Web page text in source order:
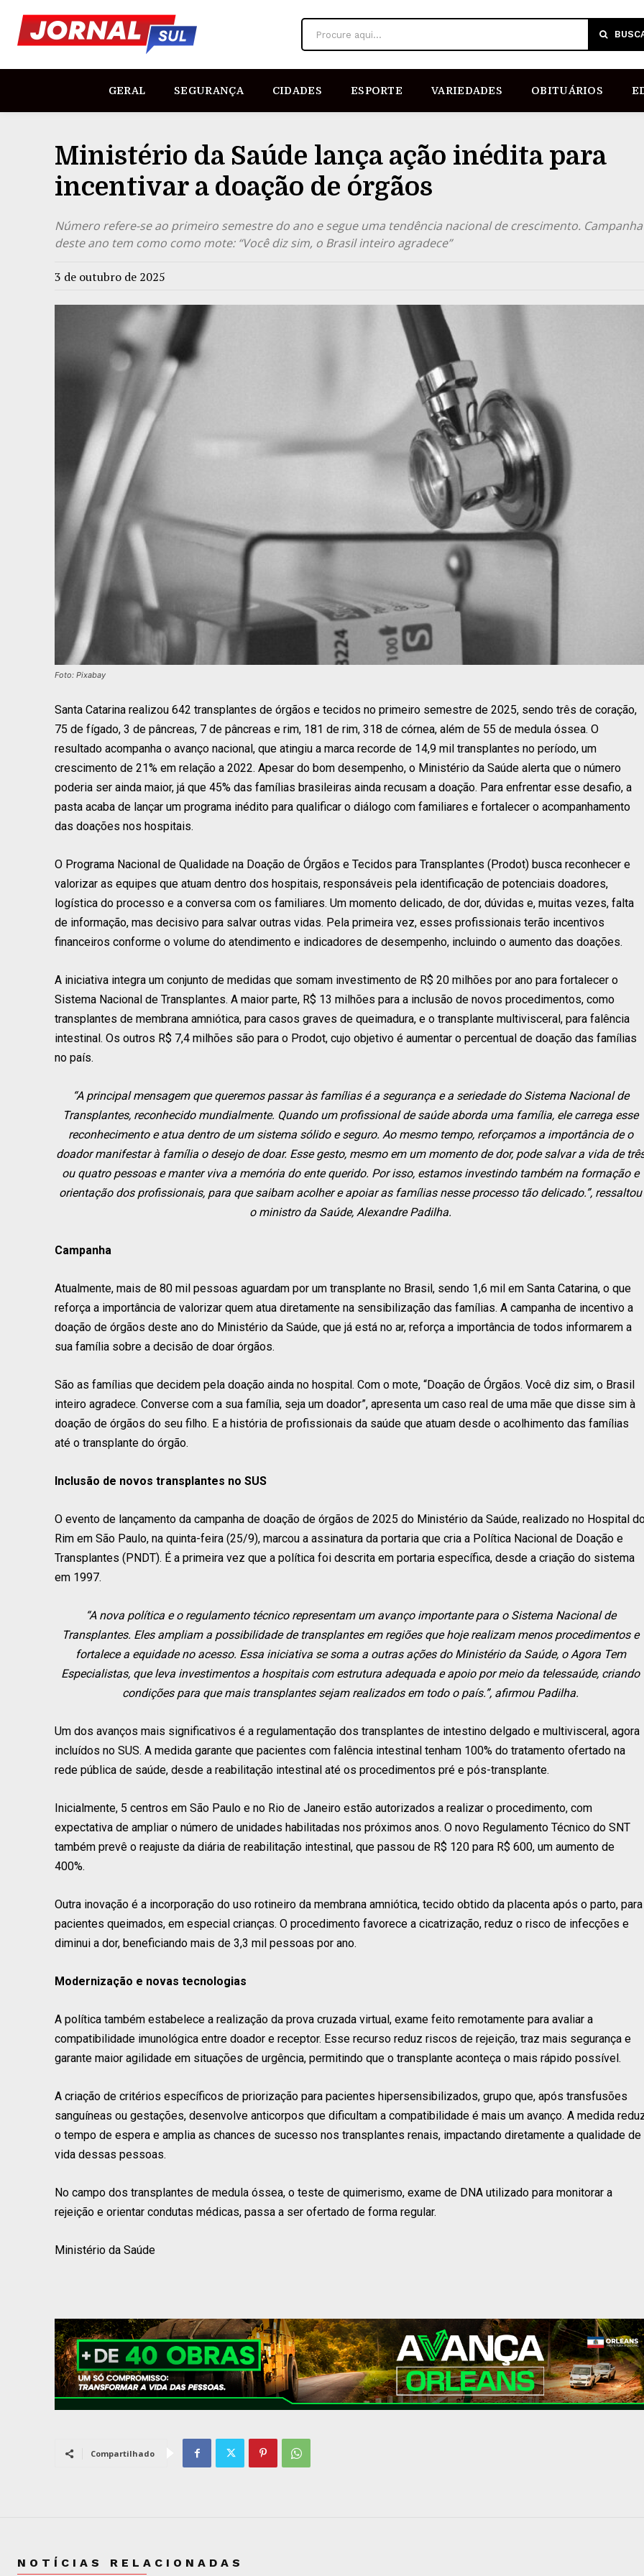
Procure aqui...
GERAL SEGURANÇA CIDADES ESPORTE VARIEDADES OBITUÁRIOS
Ministério da Saúde lança ação inédita para
incentivar a doação de órgãos
Número refere-se ao primeiro semestre do ano e segue uma tendência nacional de crescimento. Campanha
deste ano tem como como mote: “Você diz sim, o Brasil inteiro agradece”
3 de outubro de 2025
Foto: Pixabay
Santa Catarina realizou 642 transplantes de órgãos e tecidos no primeiro semestre de 2025, sendo três de coração,
75 de fígado, 3 de pâncreas, 7 de pâncreas e rim, 181 de rim, 318 de córnea, além de 55 de medula óssea. O
resultado acompanha o avanço nacional, que atingiu a marca recorde de 14,9 mil transplantes no período, um
crescimento de 21% em relação a 2022. Apesar do bom desempenho, o Ministério da Saúde alerta que o número
poderia ser ainda maior, já que 45% das famílias brasileiras ainda recusam a doação. Para enfrentar esse desafio, a
pasta acaba de lançar um programa inédito para qualificar o diálogo com familiares e fortalecer o acompanhamento
das doações nos hospitais.
O Programa Nacional de Qualidade na Doação de Órgãos e Tecidos para Transplantes (Prodot) busca reconhecer e
valorizar as equipes que atuam dentro dos hospitais, responsáveis pela identificação de potenciais doadores,
logística do processo e a conversa com os familiares. Um momento delicado, de dor, dúvidas e, muitas vezes, falta
de informação, mas decisivo para salvar outras vidas. Pela primeira vez, esses profissionais terão incentivos
financeiros conforme o volume do atendimento e indicadores de desempenho, incluindo o aumento das doações.
A iniciativa integra um conjunto de medidas que somam investimento de R$ 20 milhões por ano para fortalecer o
Sistema Nacional de Transplantes. A maior parte, R$ 13 milhões para a inclusão de novos procedimentos, como
transplantes de membrana amniótica, para casos graves de queimadura, e o transplante multivisceral, para falência
intestinal. Os outros R$ 7,4 milhões são para o Prodot, cujo objetivo é aumentar o percentual de doação das famílias
no país.
“A principal mensagem que queremos passar às famílias é a segurança e a seriedade do Sistema Nacional de
Transplantes, reconhecido mundialmente. Quando um profissional de saúde aborda uma família, ele carrega esse
reconhecimento e atua dentro de um sistema sólido e seguro. Ao mesmo tempo, reforçamos a importância de o
doador manifestar à família o desejo de doar. Esse gesto, mesmo em um momento de dor, pode salvar a vida de
ou quatro pessoas e manter viva a memória do ente querido. Por isso, estamos investindo também na formação e
orientação dos profissionais, para que saibam acolher e apoiar as famílias nesse processo tão delicado.”, ressaltou
o ministro da Saúde, Alexandre Padilha.
Campanha
Atualmente, mais de 80 mil pessoas aguardam por um transplante no Brasil, sendo 1,6 mil em Santa Catarina, o que
reforça a importância de valorizar quem atua diretamente na sensibilização das famílias. A campanha de incentivo a
doação de órgãos deste ano do Ministério da Saúde, que já está no ar, reforça a importância de todos informarem a
sua família sobre a decisão de doar órgãos.
São as famílias que decidem pela doação ainda no hospital. Com o mote, “Doação de Órgãos. Você diz sim, o Brasil
inteiro agradece. Converse com a sua família, seja um doador”, apresenta um caso real de uma mãe que disse sim à
doação de órgãos do seu filho. E a história de profissionais da saúde que atuam desde o acolhimento das famílias
até o transplante do órgão.
Inclusão de novos transplantes no SUS
O evento de lançamento da campanha de doação de órgãos de 2025 do Ministério da Saúde, realizado no Hospital
Rim em São Paulo, na quinta-feira (25/9), marcou a assinatura da portaria que cria a Política Nacional de Doação e
Transplantes (PNDT). É a primeira vez que a política foi descrita em portaria específica, desde a criação do sistema
em 1997.
“A nova política e o regulamento técnico representam um avanço importante para o Sistema Nacional de
Transplantes. Eles ampliam a possibilidade de transplantes em regiões que hoje realizam menos procedimentos e
fortalece a equidade no acesso. Essa iniciativa se soma a outras ações do Ministério da Saúde, o Agora Tem
Especialistas, que leva investimentos a hospitais com estrutura adequada e apoio por meio da telessaúde, criando
condições para que mais transplantes sejam realizados em todo o país.”, afirmou Padilha.
Um dos avanços mais significativos é a regulamentação dos transplantes de intestino delgado e multivisceral, agora
incluídos no SUS. A medida garante que pacientes com falência intestinal tenham 100% do tratamento ofertado na
rede pública de saúde, desde a reabilitação intestinal até os procedimentos pré e pós-transplante.
Inicialmente, 5 centros em São Paulo e no Rio de Janeiro estão autorizados a realizar o procedimento, com
expectativa de ampliar o número de unidades habilitadas nos próximos anos. O novo Regulamento Técnico do SNT
também prevê o reajuste da diária de reabilitação intestinal, que passou de R$ 120 para R$ 600, um aumento de
400%.
Outra inovação é a incorporação do uso rotineiro da membrana amniótica, tecido obtido da placenta após o parto, para
pacientes queimados, em especial crianças. O procedimento favorece a cicatrização, reduz o risco de infecções e
diminui a dor, beneficiando mais de 3,3 mil pessoas por ano.
Modernização e novas tecnologias
A política também estabelece a realização da prova cruzada virtual, exame feito remotamente para avaliar a
compatibilidade imunológica entre doador e receptor. Esse recurso reduz riscos de rejeição, traz mais segurança e
garante maior agilidade em situações de urgência, permitindo que o transplante aconteça o mais rápido possível.
A criação de critérios específicos de priorização para pacientes hipersensibilizados, grupo que, após transfusões
sanguíneas ou gestações, desenvolve anticorpos que dificultam a compatibilidade é mais um avanço. A medida
o tempo de espera e amplia as chances de sucesso nos transplantes renais, impactando diretamente a qualidade de
vida dessas pessoas.
No campo dos transplantes de medula óssea, o teste de quimerismo, exame de DNA utilizado para monitorar a
rejeição e orientar condutas médicas, passa a ser ofertado de forma regular.
Ministério da Saúde
Compartilhado
NOTÍCIAS RELACIONADAS